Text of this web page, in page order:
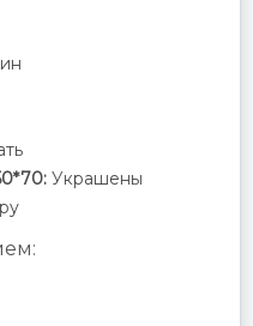
Украшены